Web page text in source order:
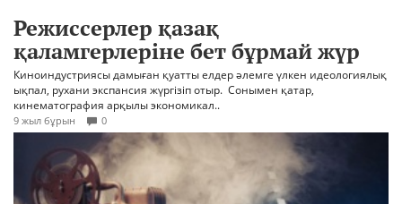
Режиссерлер қазақ
қаламгерлеріне бет бұрмай жүр
Киноиндустриясы дамыған қуатты елдер әлемге үлкен идеологиялық
ықпал, рухани экспансия жүргізіп отыр. Сонымен қатар,
кинематография арқылы экономикал..
9 жыл бұрын 0